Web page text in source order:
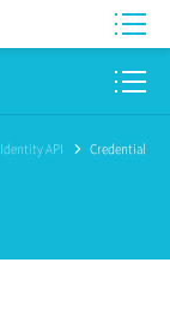
Identity API
Credential